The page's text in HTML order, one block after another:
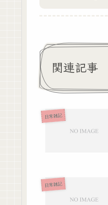
関連記事
日常雑記
日常雑記